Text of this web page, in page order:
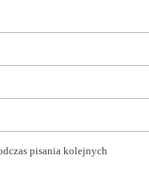
pisania kolejnych